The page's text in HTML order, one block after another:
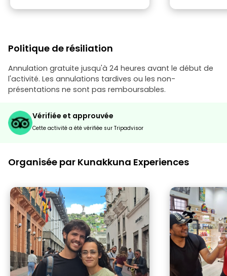
Politique de résiliation
Annulation gratuite jusqu'à 24 heures avant le début de
l'activité. Les annulations tardives ou les non-
présentations ne sont pas remboursables.
Vérifiée et approuvée
Cette activité a été vérifiée sur Tripadvisor
Organisée par Kunakkuna Experiences